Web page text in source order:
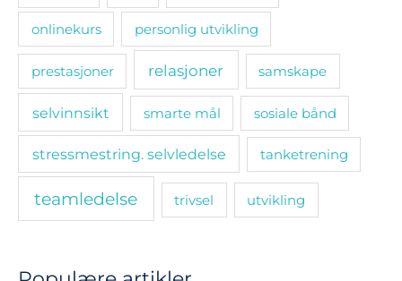
onlinekurs personlig utvikling
prestasjoner relasjoner samskape
selvinnsikt smarte mål sosiale bånd
stressmestring. selvledelse tanketrening
teamledelse trivsel utvikling